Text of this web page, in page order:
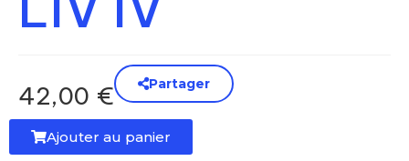
42,00 € Partager
Ajouter au panier